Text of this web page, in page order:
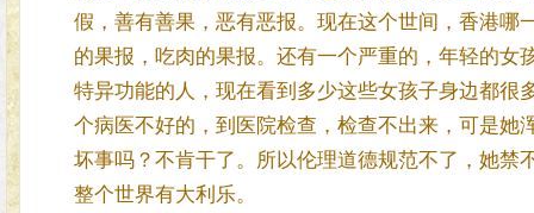
假，善有善果，恶有恶报。现在这个世间，香港哪
的果报，吃肉的果报。还有一个严重的，年轻的
特异功能的人，现在看到多少这些女孩子身边都很
个病医不好的，到医院检查，检查不出来，可是她
坏事吗？不肯干了。所以伦理道德规范不了，她禁
整个世界有大利乐。